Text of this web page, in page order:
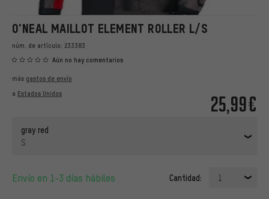
O'NEAL MAILLOT ELEMENT ROLLER L/S
núm. de artículo: 233383
Aún no hay comentarios
25,99€
más gastos de envío
a Estados Unidos
gray red
S
Envío en 1-3 días hábiles Cantidad: 1